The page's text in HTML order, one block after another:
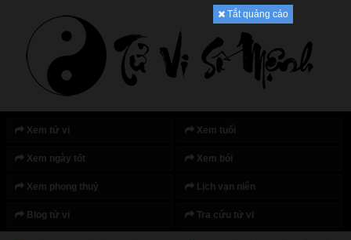
Xem tử vi Xem tuổi
Xem ngày tốt Xem bói
Xem phong thuỷ Lịch vạn niên
Blog tử vi Tra cứu tử vi
Tắt quảng cáo